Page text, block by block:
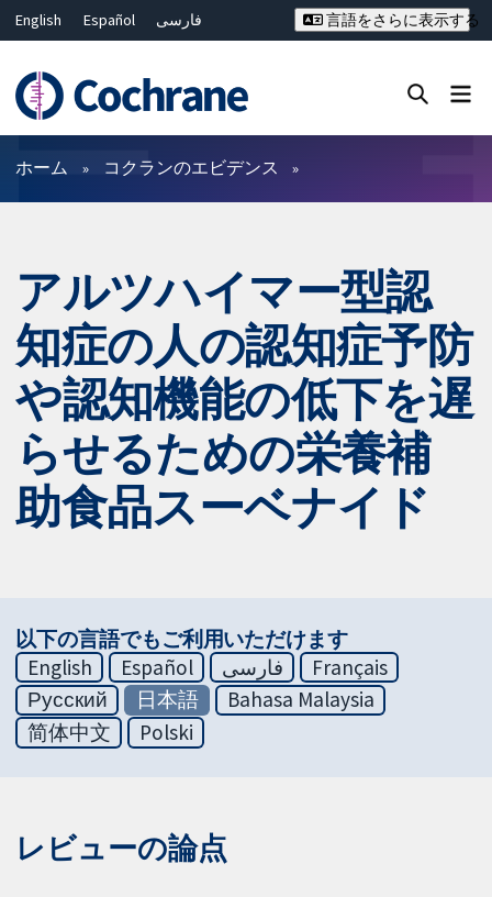
English Español
فارسی
Deutsch
Bahasa Malaysia
ไทย
繁體中文
简体中文
言語をさらに表示する
フィルター
ホーム コクランのエビデンス
アルツハイマー型認
知症の人の認知症予防
や認知機能の低下を遅
らせるための栄養補
助食品スーベナイド
以下の言語でもご利用いただけます
English
Español فارسی
Français
Русский
日本語
Bahasa Malaysia
简体中文
Polski
レビューの論点